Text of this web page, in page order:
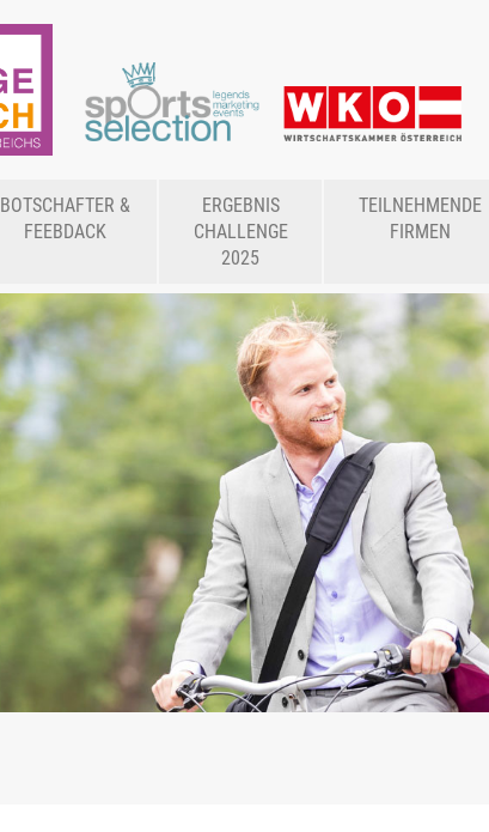
BOTSCHAFTER &
FEEBDACK
ERGEBNIS
CHALLENGE
2025
TEILNEHMENDE
FIRMEN